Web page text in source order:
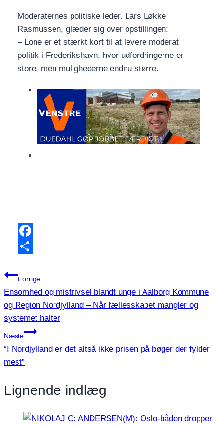
Moderaternes politiske leder, Lars Løkke
Rasmussen, glæder sig over opstillingen:
– Lone er et stærkt kort til at levere moderat
politik i Frederikshavn, hvor udfordringerne er
store, men mulighederne endnu større.
Facebook
Indlægsnavigation
Forrige
Ensomhed og mistrivsel blandt unge i Aalborg Kommune
og Region Nordjylland – Når fællesskabet mangler og
systemet halter
Næste
“I Nordjylland er det altså ikke prisen på bøger der fylder
mest”
Lignende indlæg